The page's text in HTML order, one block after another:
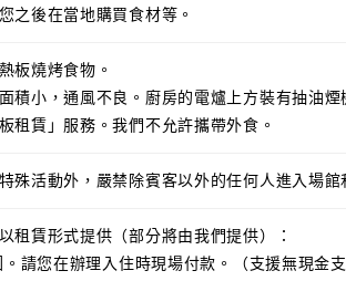
之後在當地購買食材等。
板燒烤食物。
積小，通風不良。廚房的電爐上方裝有抽油煙
租賃」服務。我們不允許攜帶外食。
殊活動外，嚴禁除賓客以外的任何人進入場館
租賃形式提供（部分將由我們提供）：
請您在辦理入住時現場付款。（支援無現金支